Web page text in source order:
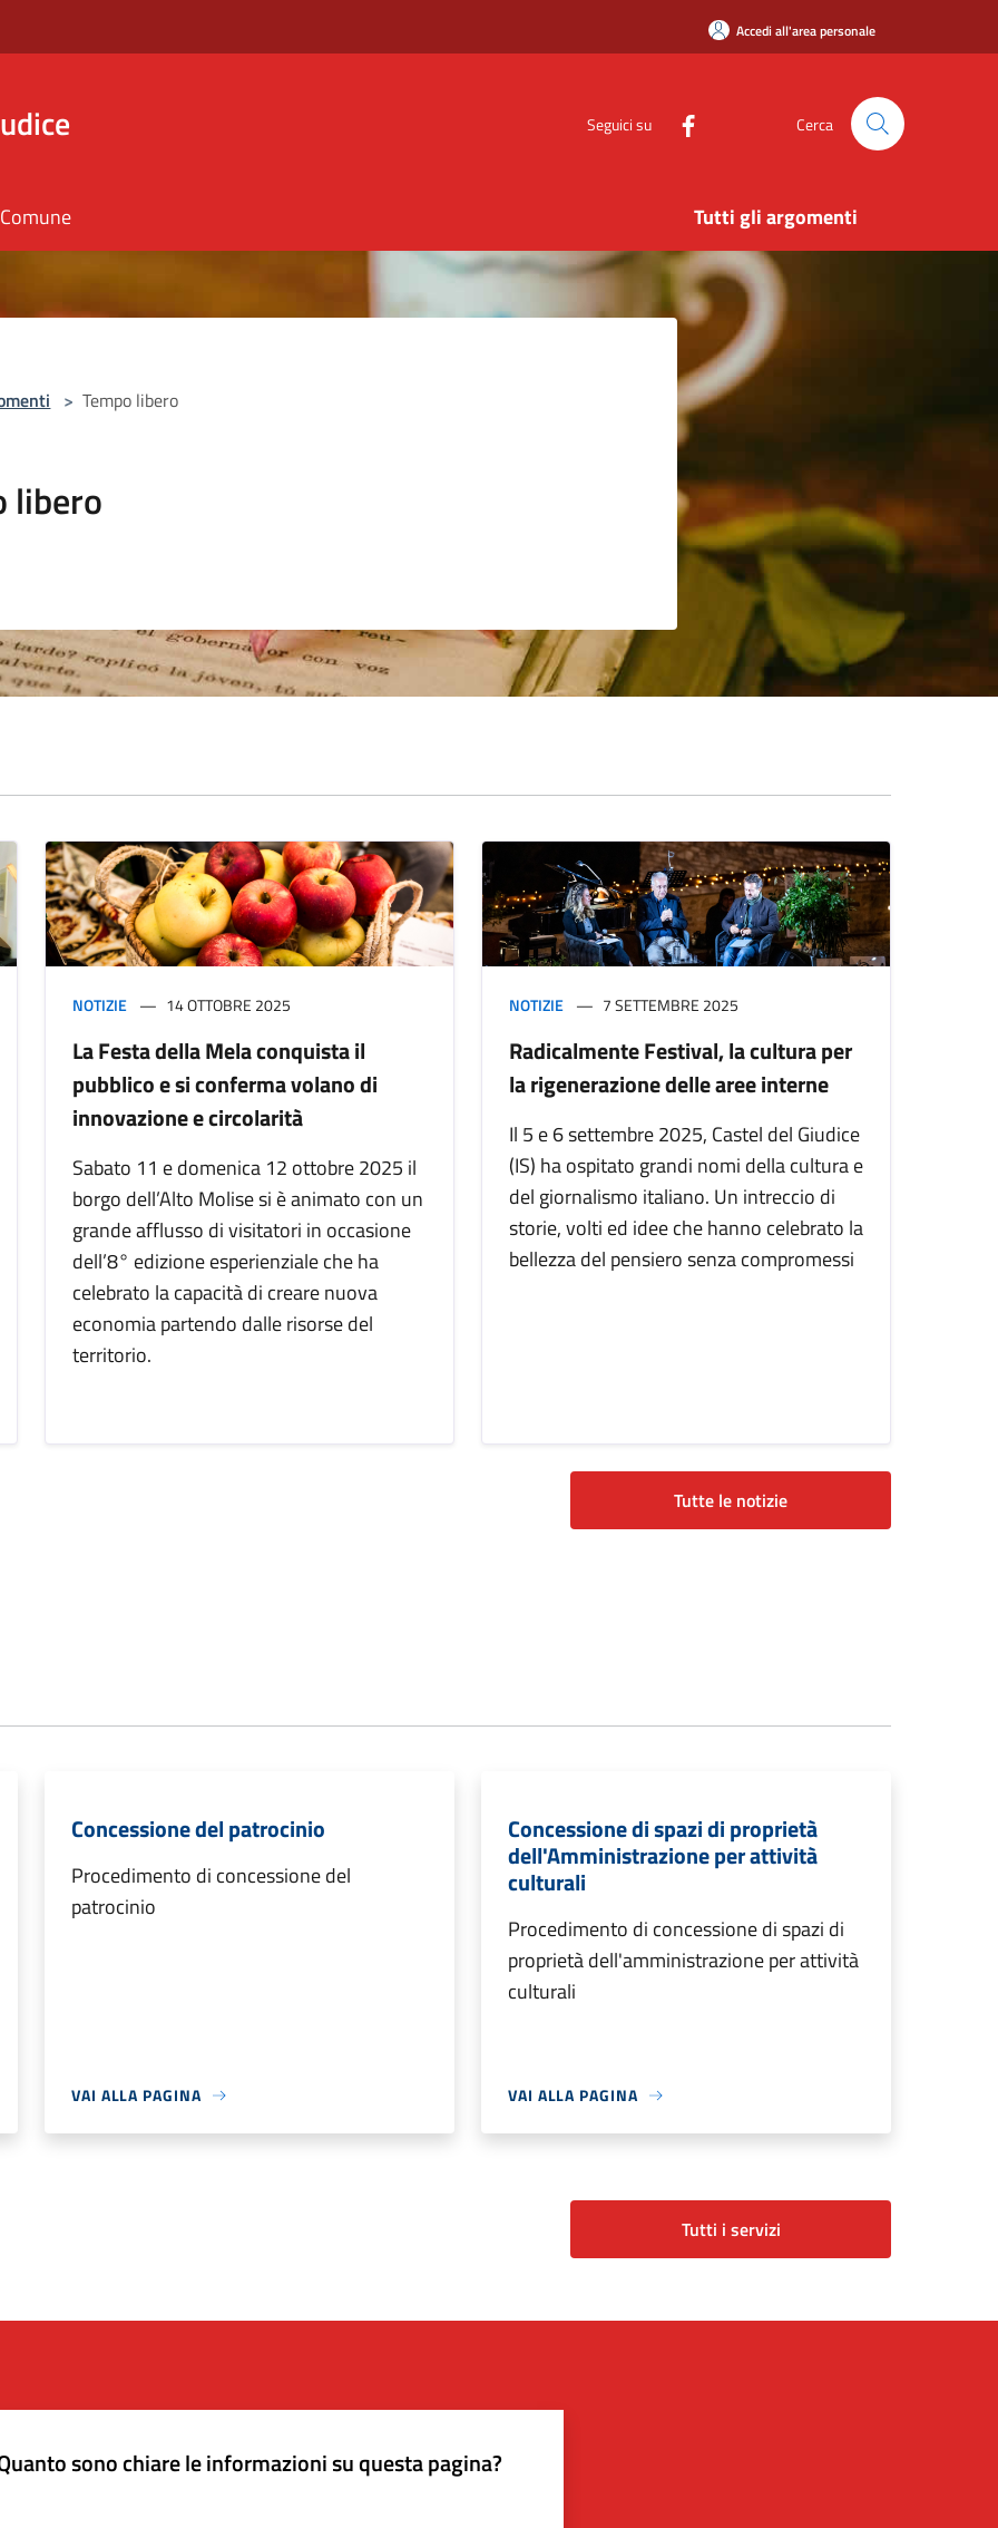
Accedi all'area personale
Seguici su Cerca
Tutti gli argomenti
> Tempo libero
libero
NOTIZIE 14 OTTOBRE 2025
La Festa della Mela conquista il
pubblico e si conferma volano di
innovazione e circolarità
Sabato 11 e domenica 12 ottobre 2025 il
borgo dell’Alto Molise si è animato con un
grande afflusso di visitatori in occasione
dell’8° edizione esperienziale che ha
celebrato la capacità di creare nuova
economia partendo dalle risorse del
territorio.
NOTIZIE 7 SETTEMBRE 2025
Radicalmente Festival, la cultura per
la rigenerazione delle aree interne
Il 5 e 6 settembre 2025, Castel del Giudice
(IS) ha ospitato grandi nomi della cultura e
del giornalismo italiano. Un intreccio di
storie, volti ed idee che hanno celebrato la
bellezza del pensiero senza compromessi
Tutte le notizie
Concessione del patrocinio
Procedimento di concessione del
patrocinio
VAI ALLA PAGINA
Concessione di spazi di proprietà
dell'Amministrazione per attività
culturali
Procedimento di concessione di spazi di
proprietà dell'amministrazione per attività
culturali
VAI ALLA PAGINA
Tutti i servizi
sono chiare le informazioni su questa pagina?